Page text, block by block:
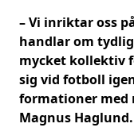
– Vi inriktar oss
handlar om
mycket kollektiv
sig vid fotboll
formationer med
Magnus Haglund.